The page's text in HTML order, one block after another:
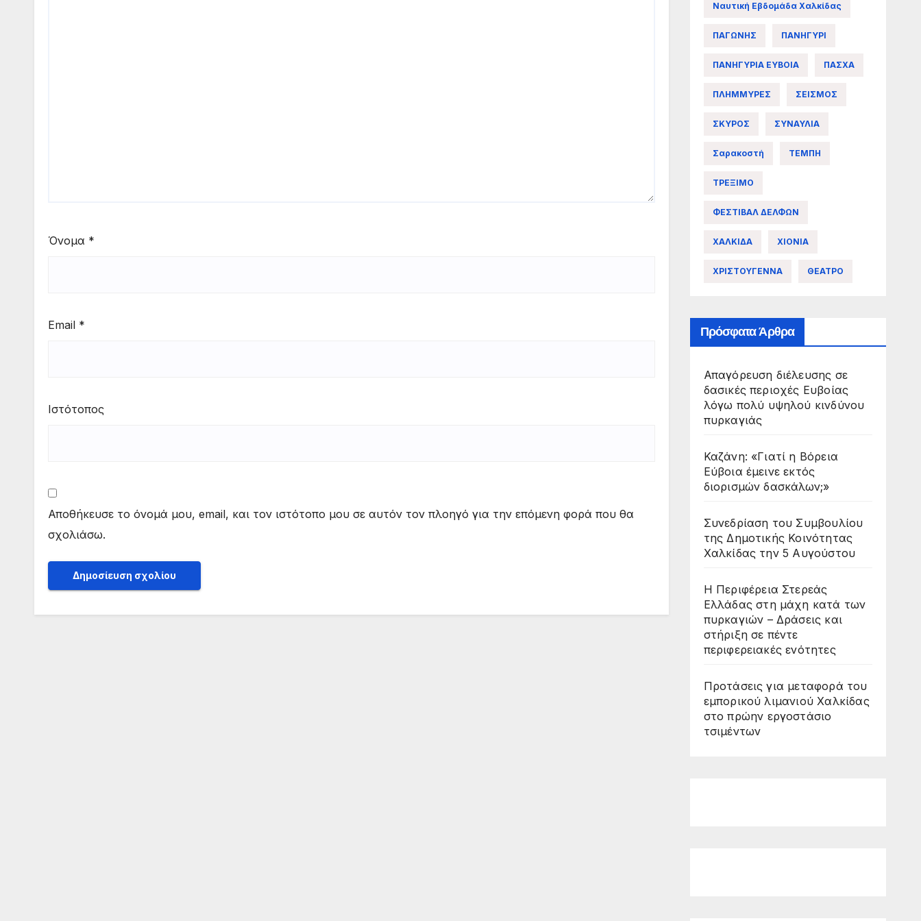
Όνομα *
Email *
Ιστότοπος
Αποθήκευσε το όνομά μου, email, και τον ιστότοπο μου σε αυτόν τον πλοηγό για την επόμενη φορά που θα
σχολιάσω.
Ναυτική Εβδομάδα Χαλκίδας
ΠΑΓΩΝΗΣ ΠΑΝΗΓΥΡΙ
ΠΑΝΗΓΥΡΙΑ ΕΥΒΟΙΑ ΠΑΣΧΑ
ΠΛΗΜΜΥΡΕΣ ΣΕΙΣΜΟΣ
ΣΚΥΡΟΣ ΣΥΝΑΥΛΙΑ
Σαρακοστή ΤΕΜΠΗ
ΤΡΕΞΙΜΟ
ΦΕΣΤΙΒΑΛ ΔΕΛΦΩΝ
ΧΑΛΚΙΔΑ ΧΙΟΝΙΑ
ΧΡΙΣΤΟΥΓΕΝΝΑ ΘΕΑΤΡΟ
Πρόσφατα Άρθρα
Απαγόρευση διέλευσης σε
δασικές περιοχές Ευβοίας
λόγω πολύ υψηλού κινδύνου
πυρκαγιάς
Καζάνη: «Γιατί η Βόρεια
Εύβοια έμεινε εκτός
διορισμών δασκάλων;»
Συνεδρίαση του Συμβουλίου
της Δημοτικής Κοινότητας
Χαλκίδας την 5 Αυγούστου
Η Περιφέρεια Στερεάς
Ελλάδας στη μάχη κατά των
πυρκαγιών – Δράσεις και
στήριξη σε πέντε
περιφερειακές ενότητες
Προτάσεις για μεταφορά του
εμπορικού λιμανιού Χαλκίδας
στο πρώην εργοστάσιο
τσιμέντων